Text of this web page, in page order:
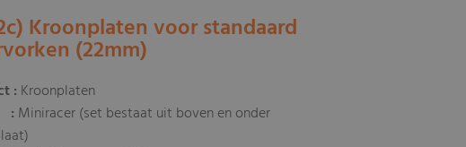
Kroonplaten voor standaard
(22mm)
: Kroonplaten
: Miniracer (set bestaat uit boven en onder